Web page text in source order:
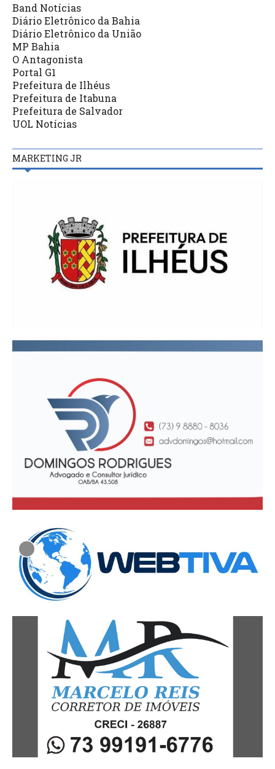
Band Notícias
Diário Eletrônico da Bahia
Diário Eletrônico da União
MP Bahia
O Antagonista
Portal G1
Prefeitura de Ilhéus
Prefeitura de Itabuna
Prefeitura de Salvador
UOL Notícias
MARKETING JR